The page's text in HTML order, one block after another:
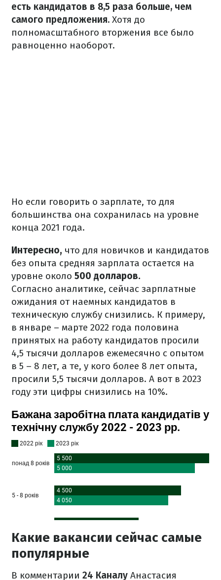
есть кандидатов в 8,5 раза больше, чем
самого предложения. Хотя до
полномасштабного вторжения все было
равноценно наоборот.
Но если говорить о зарплате, то для
большинства она сохранилась на уровне
конца 2021 года.
Интересно, что для новичков и кандидатов
без опыта средняя зарплата остается на
уровне около 500 долларов.
Согласно аналитике, сейчас зарплатные
ожидания от наемных кандидатов в
техническую службу снизились. К примеру,
в январе – марте 2022 года половина
принятых на работу кандидатов просили
4,5 тысячи долларов ежемесячно с опытом
в 5 – 8 лет, а те, у кого более 8 лет опыта,
просили 5,5 тысячи долларов. А вот в 2023
году эти цифры снизились на 10%.
Какие вакансии сейчас самые
популярные
В комментарии 24 Каналу Анастасия